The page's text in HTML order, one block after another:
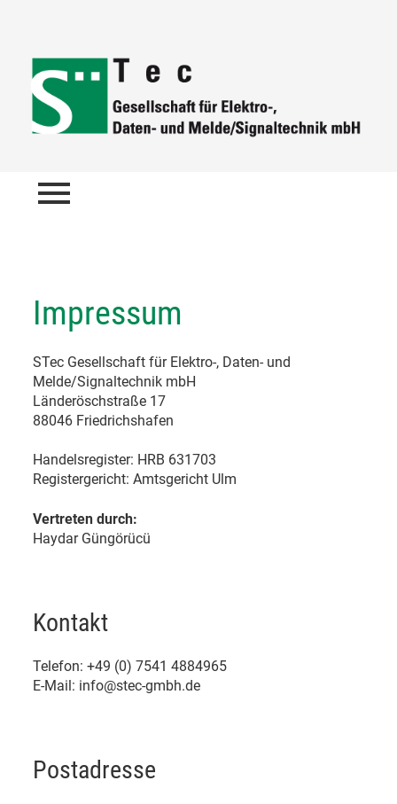
menu
Impressum
STec Gesellschaft für Elektro-, Daten- und
Melde/Signaltechnik mbH
Länderöschstraße 17
88046 Friedrichshafen
Handelsregister: HRB 631703
Registergericht: Amtsgericht Ulm
Vertreten durch:
Haydar Güngörücü
Kontakt
Telefon: +49 (0) 7541 4884965
E-Mail: info@stec-gmbh.de
Postadresse